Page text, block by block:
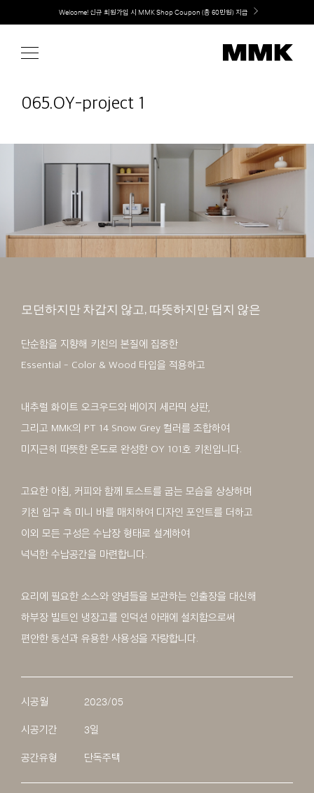
content
취향대로 완성하는 커스텀 아일랜드 키친, MMK The Island 출시
065.OY-project 1
모던하지만 차갑지 않고, 따뜻하지만 덥지 않은
단순함을 지향해 키친의 본질에 집중한
Essential - Color & Wood 타입을 적용하고
내추럴 화이트 오크우드와 베이지 세라믹 상판,
그리고 MMK의 PT 14 Snow Grey 컬러를 조합하여
미지근히 따뜻한 온도로 완성한 OY 101호 키친입니다.
고요한 아침, 커피와 함께 토스트를 굽는 모습을 상상하며
키친 입구 측 미니 바를 매치하여 디자인 포인트를 더하고
이외 모든 구성은 수납장 형태로 설계하여
넉넉한 수납공간을 마련합니다.
요리에 필요한 소스와 양념들을 보관하는 인출장을 대신해
하부장 빌트인 냉장고를 인덕션 아래에 설치함으로써
편안한 동선과 유용한 사용성을 자랑합니다.
시공월 2023/05
시공기간 3일
공간유형 단독주택